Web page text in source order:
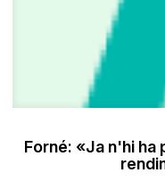
Forné: «Ja n'hi ha